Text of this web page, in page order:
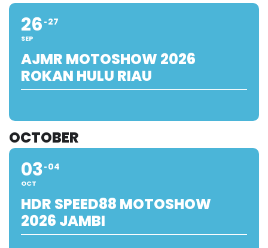
26
SEP
27
AJMR MOTOSHOW 2026
ROKAN HULU RIAU
OCTOBER
03
OCT
04
HDR SPEED88 MOTOSHOW
2026 JAMBI